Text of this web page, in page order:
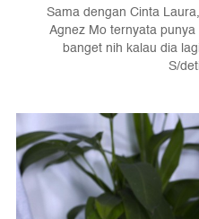
Sama dengan Cinta
Agnez Mo ternyata
banget nih kalau dia
S/